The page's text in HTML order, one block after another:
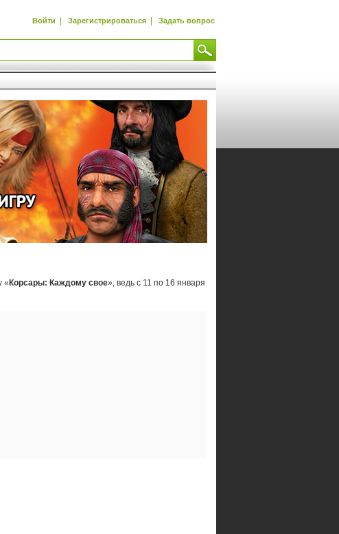
Войти | Зарегистрироваться | Задать вопрос
« Корсары: Каждому свое», ведь с 11 по 16 января